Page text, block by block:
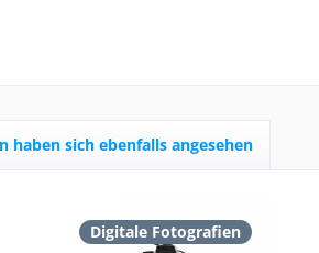
haben sich ebenfalls angesehen
Digitale Fotografien